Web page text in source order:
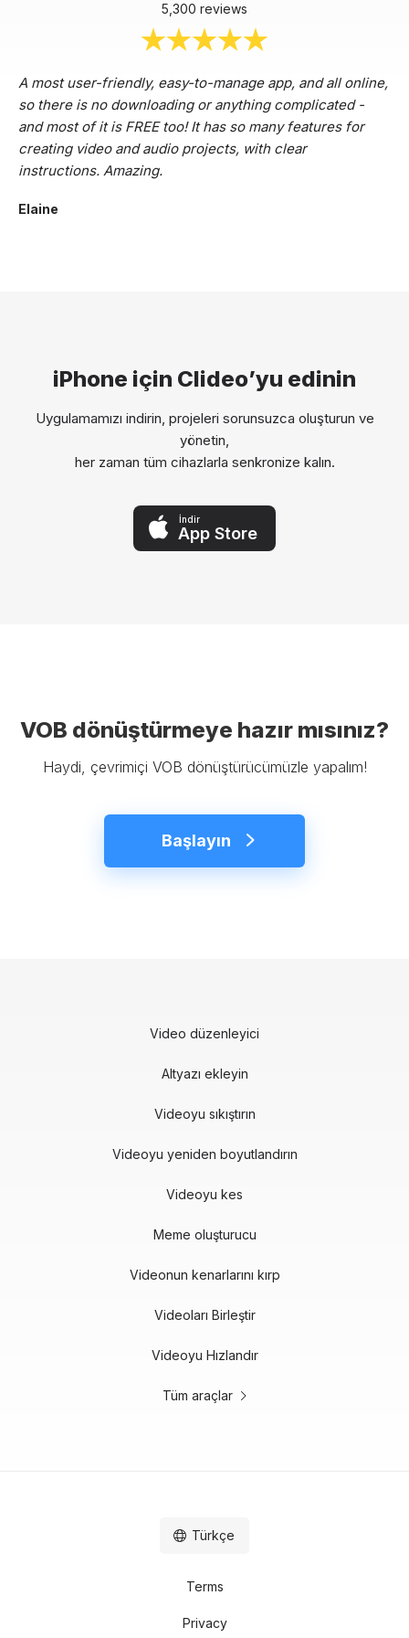
5,300 reviews
A most user-friendly, easy-to-manage app, and all online,
so there is no downloading or anything complicated -
and most of it is FREE too! It has so many features for
creating video and audio projects, with clear
instructions. Amazing.
Elaine
iPhone için Clideo’yu edinin
Uygulamamızı indirin, projeleri sorunsuzca oluşturun ve
yönetin,
her zaman tüm cihazlarla senkronize kalın.
İndir
App Store
VOB dönüştürmeye hazır mısınız?
Haydi, çevrimiçi VOB dönüştürücümüzle yapalım!
Başlayın
Video düzenleyici
Altyazı ekleyin
Videoyu sıkıştırın
Videoyu yeniden boyutlandırın
Videoyu kes
Meme oluşturucu
Videonun kenarlarını kırp
Videoları Birleştir
Videoyu Hızlandır
Tüm araçlar
Terms
Privacy
Türkçe